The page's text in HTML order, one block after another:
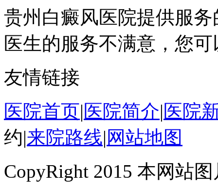
贵州白癜风医院提供服
医生的服务不满意，您
友情链接
医院首页|医院简介|医院
约|来院路线| 网站地图
CopyRight 2015 本网站